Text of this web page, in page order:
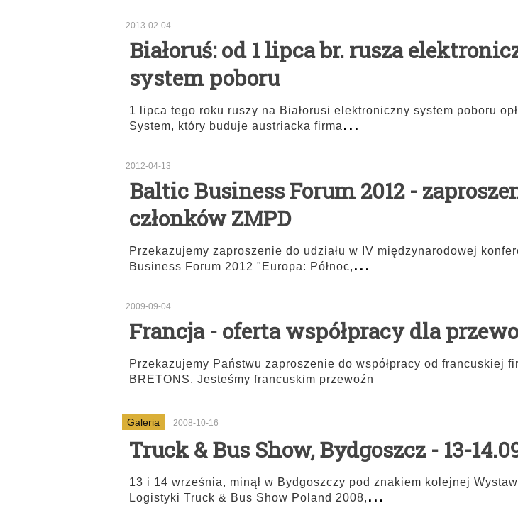
2013-02-04
Białoruś: od 1 lipca br. rusza
system poboru
1 lipca tego roku ruszy na Białorusi elektroniczny system poboru
System, który buduje austriacka firma...
2012-04-13
Baltic Business Forum 2012 -
członków ZMPD
Przekazujemy zaproszenie do udziału w IV międzynarodowej
Business Forum 2012 "Europa: Północ,...
2009-09-04
Francja - oferta współpracy dla
Przekazujemy Państwu zaproszenie do współpracy od francuskiej
BRETONS. Jesteśmy francuskim przewoźn
Galeria 2008-10-16
Truck & Bus Show, Bydgoszcz - 13-
13 i 14 września, minął w Bydgoszczy pod znakiem kolejnej
Logistyki Truck & Bus Show Poland 2008,...